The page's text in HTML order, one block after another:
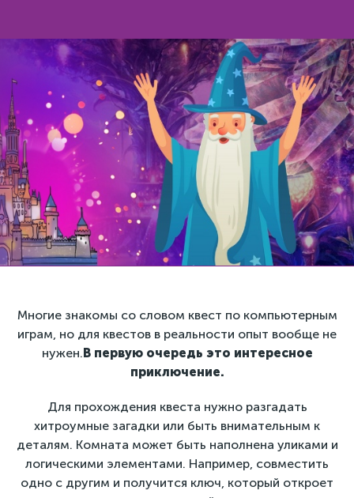
Многие знакомы со словом квест по компьютерным
играм, но для квестов в реальности опыт вообще не
нужен. В первую очередь это интересное
приключение.
Для прохождения квеста нужно разгадать
хитроумные загадки или быть внимательным к
деталям. Комната может быть наполнена уликами и
логическими элементами. Например, совместить
одно с другим и получится ключ, который откроет